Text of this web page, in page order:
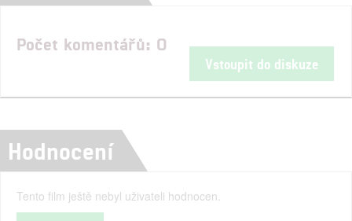
Počet komentářů: 0
Vstoupit do diskuze
Hodnocení
Tento film ještě nebyl uživateli hodnocen.